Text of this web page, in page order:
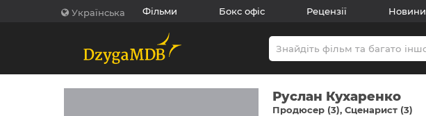
Українська Фільми Бокс офіс Рецензії Новини
Руслан Кухаренко
Продюсер (3) Сценарист (3)